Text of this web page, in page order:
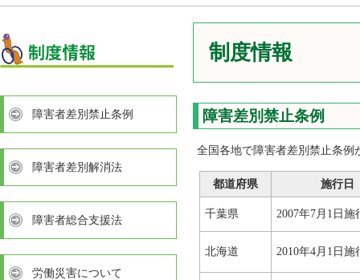
制度情報
障害差別禁止条例
全国各地で障害者差別禁止条
都道府県 施行日
千葉県 2007年7月1日施
北海道 2010年4月1日施
障害者差別禁止条例
障害者差別解消法
障害者総合支援法
労働災害について